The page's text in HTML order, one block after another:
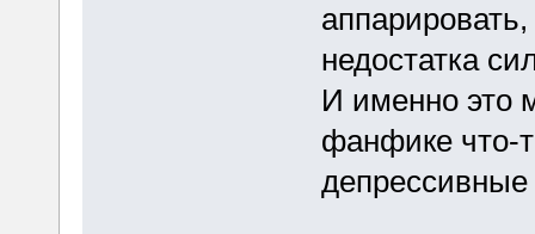
недостатка
И именно это
фанфике что-